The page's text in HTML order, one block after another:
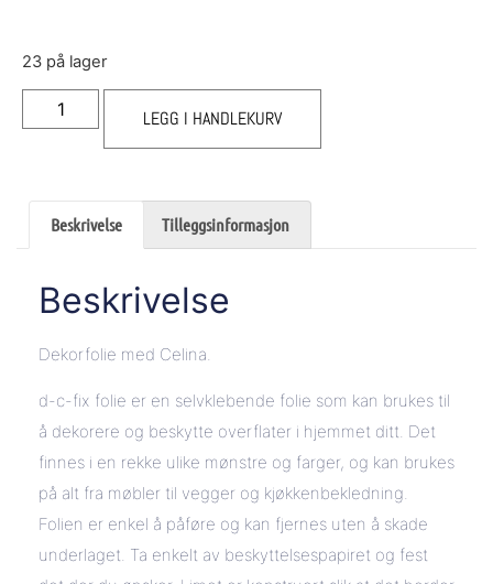
23 på lager
LEGG I HANDLEKURV
Beskrivelse Tilleggsinformasjon
Beskrivelse
Dekorfolie med Celina.
d-c-fix folie er en selvklebende folie som kan brukes til
å dekorere og beskytte overflater i hjemmet ditt. Det
finnes i en rekke ulike mønstre og farger, og kan brukes
på alt fra møbler til vegger og kjøkkenbekledning.
Folien er enkel å påføre og kan fjernes uten å skade
underlaget. Ta enkelt av beskyttelsespapiret og fest